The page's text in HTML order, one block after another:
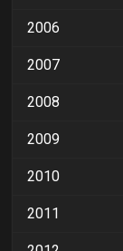
2006
2007
2008
2009
2010
2011